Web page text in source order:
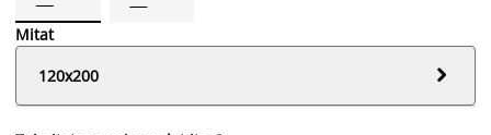
Mitat
120x200
